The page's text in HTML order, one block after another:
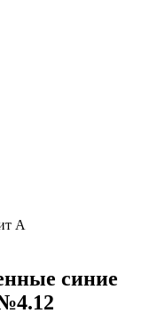
А
синие